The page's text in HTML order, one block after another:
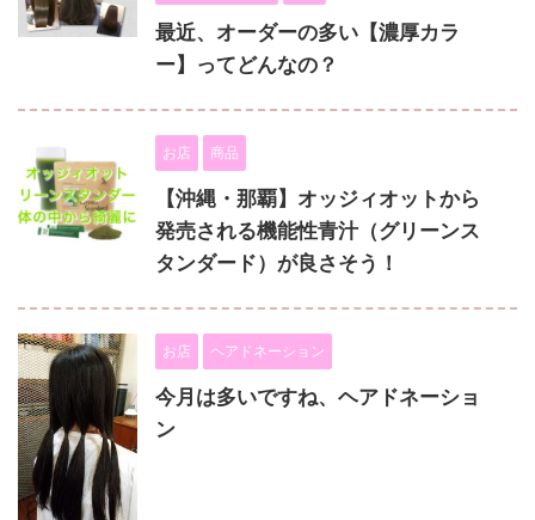
最近、オーダーの多い【濃厚カラ
ー】ってどんなの？
お店 商品
【沖縄・那覇】オッジィオットから
発売される機能性青汁（グリーンス
タンダード）が良さそう！
お店 ヘアドネーション
今月は多いですね、ヘアドネーショ
ン